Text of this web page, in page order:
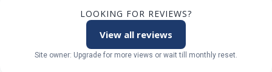
LOOKING FOR REVIEWS?
View all reviews
Site owner: Upgrade for more views or wait till monthly reset.